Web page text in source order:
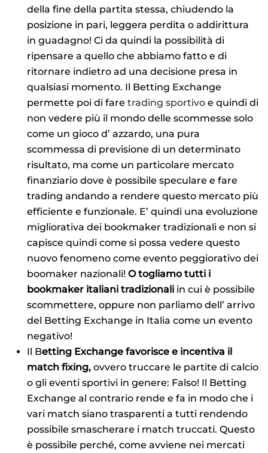
della fine della partita stessa, chiudendo la
posizione in pari, leggera perdita o addirittura
in guadagno! Ci da quindi la possibilità di
ripensare a quello che abbiamo fatto e di
ritornare indietro ad una decisione presa in
qualsiasi momento. Il Betting Exchange
permette poi di fare trading sportivo e quindi di
non vedere più il mondo delle scommesse solo
come un gioco d’ azzardo, una pura
scommessa di previsione di un determinato
risultato, ma come un particolare mercato
finanziario dove è possibile speculare e fare
trading andando a rendere questo mercato più
efficiente e funzionale. E’ quindi una evoluzione
migliorativa dei bookmaker tradizionali e non si
capisce quindi come si possa vedere questo
nuovo fenomeno come evento peggiorativo dei
boomaker nazionali! O togliamo tutti i
bookmaker italiani tradizionali in cui è possibile
scommettere, oppure non parliamo dell’ arrivo
del Betting Exchange in Italia come un evento
negativo!
Il Betting Exchange favorisce e incentiva il
match fixing, ovvero truccare le partite di calcio
o gli eventi sportivi in genere: Falso! Il Betting
Exchange al contrario rende e fa in modo che i
vari match siano trasparenti a tutti rendendo
possibile smascherare i match truccati. Questo
è possibile perché, come avviene nei mercati